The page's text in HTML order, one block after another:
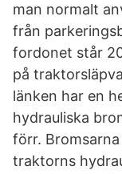
man normalt
från
fordonet står
på
länken har en
hydrauliska
förr.
traktorns